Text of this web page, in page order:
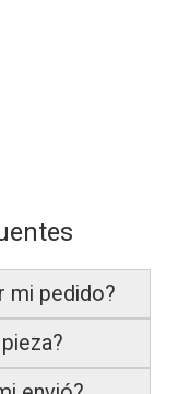
mi pedido?
plazo
, si